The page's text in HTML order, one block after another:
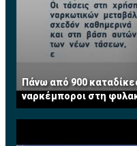
Πάνω από 900
ναρκέμποροι στη